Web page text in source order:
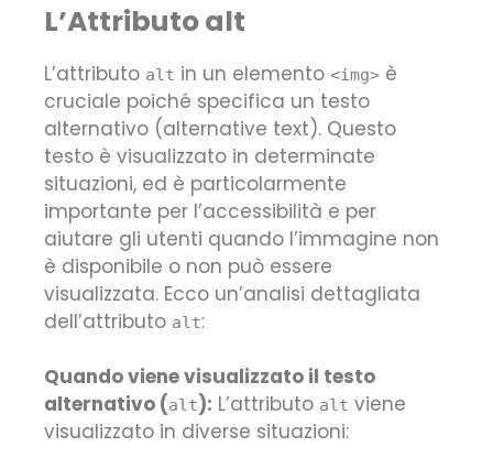
L’Attributo alt
L’attributo alt in un elemento <img> è
cruciale poiché specifica un testo
alternativo (alternative text). Questo
testo è visualizzato in determinate
situazioni, ed è particolarmente
importante per l’accessibilità e per
aiutare gli utenti quando l’immagine non
è disponibile o non può essere
visualizzata. Ecco un’analisi dettagliata
dell’attributo alt:
Quando viene visualizzato il testo
alternativo (alt): L’attributo alt viene
visualizzato in diverse situazioni: